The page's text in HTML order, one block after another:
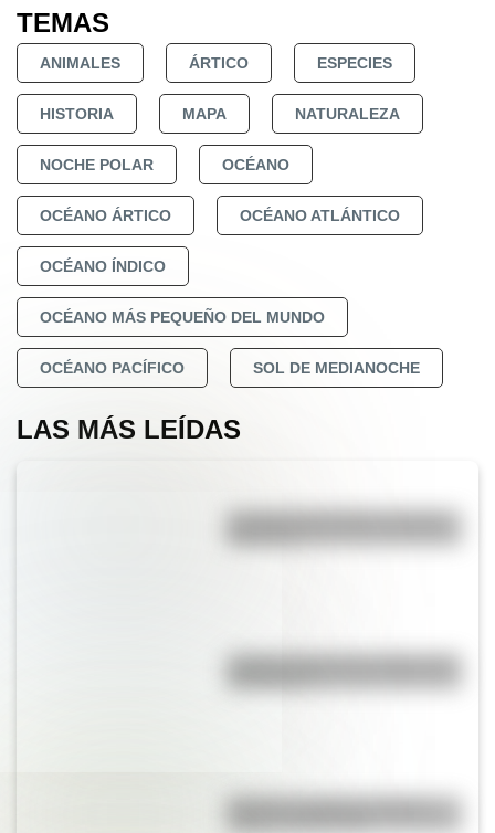
TEMAS
ANIMALES ÁRTICO ESPECIES
HISTORIA MAPA NATURALEZA
NOCHE POLAR OCÉANO
OCÉANO ÁRTICO OCÉANO ATLÁNTICO
OCÉANO ÍNDICO
OCÉANO MÁS PEQUEÑO DEL MUNDO
OCÉANO PACÍFICO SOL DE MEDIANOCHE
LAS MÁS LEÍDAS
¿Sabías cómo fue la infancia de
Bandera de Bolivia: historia,